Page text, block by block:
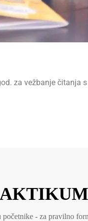
za vežbanje
početnike - za pravilno